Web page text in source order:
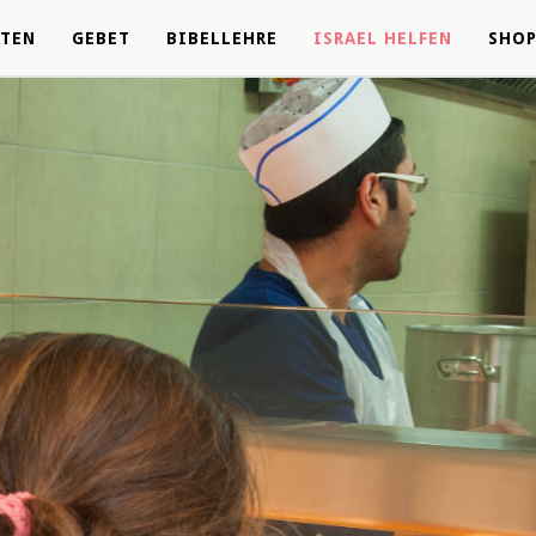
GEBET BIBELLEHRE ISRAEL HELFEN SHOP
GEBET BIBELLEHRE ISRAEL HELFEN SHOP